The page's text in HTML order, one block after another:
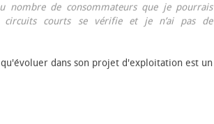
nombre de consommateurs que je pourrais
circuits courts se vérifie et je n’ai pas de
dans son projet d'exploitation est un